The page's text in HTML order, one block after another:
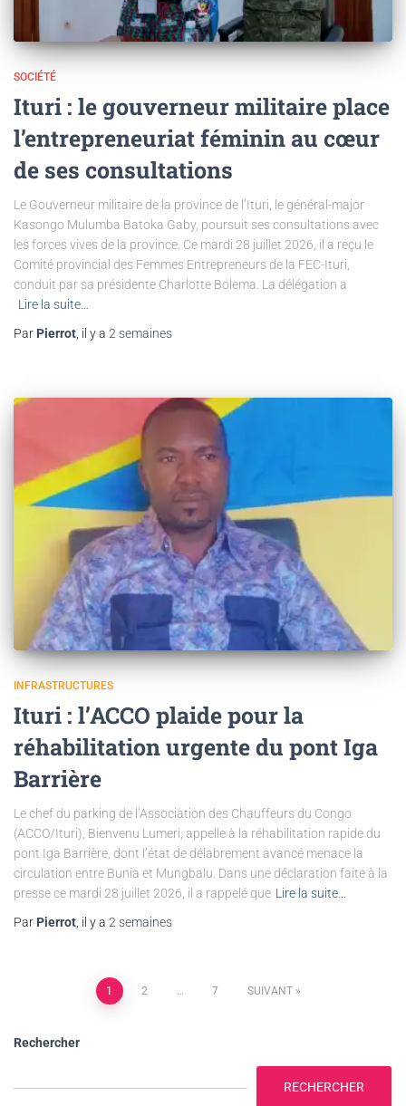
SOCIÉTÉ
Ituri : le gouverneur militaire place
l’entrepreneuriat féminin au cœur
de ses consultations
Le Gouverneur militaire de la province de l’Ituri, le général-major
Kasongo Mulumba Batoka Gaby, poursuit ses consultations avec
les forces vives de la province. Ce mardi 28 juillet 2026, il a reçu le
Comité provincial des Femmes Entrepreneurs de la FEC-Ituri,
conduit par sa présidente Charlotte Bolema. La délégation a
Lire la suite…
Par Pierrot, il y a 2 semaines
INFRASTRUCTURES
Ituri : l’ACCO plaide pour la
réhabilitation urgente du pont Iga
Barrière
Le chef du parking de l’Association des Chauffeurs du Congo
(ACCO/Ituri), Bienvenu Lumeri, appelle à la réhabilitation rapide du
pont Iga Barrière, dont l’état de délabrement avancé menace la
circulation entre Bunia et Mungbalu. Dans une déclaration faite à la
presse ce mardi 28 juillet 2026, il a rappelé que Lire la suite…
Par Pierrot , il y a 2 semaines
1 2 … 7 SUIVANT
Rechercher
RECHERCHER